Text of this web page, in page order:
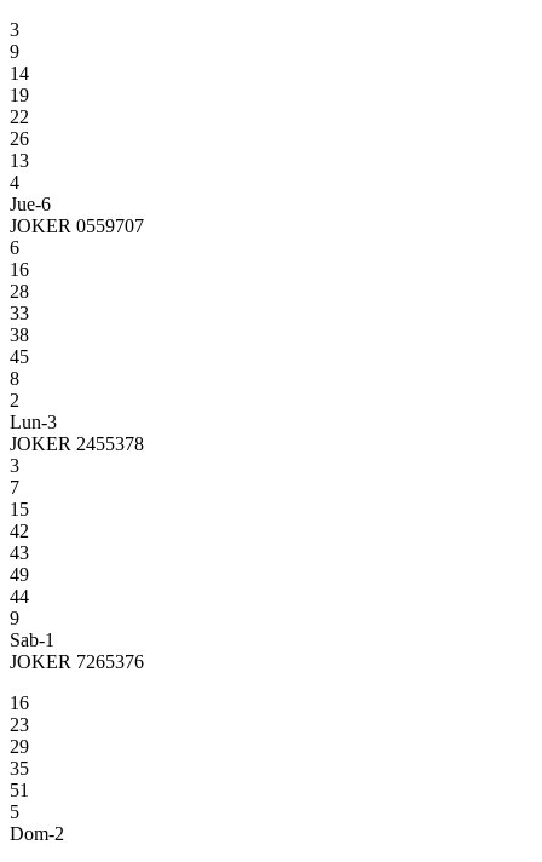
3
9
14
19
22
26
13
4
Jue-6
JOKER 0559707
6
16
28
33
38
45
8
2
Lun-3
JOKER 2455378
3
7
15
42
43
49
44
9
Sab-1
JOKER 7265376
16
23
29
35
51
5
Dom-2